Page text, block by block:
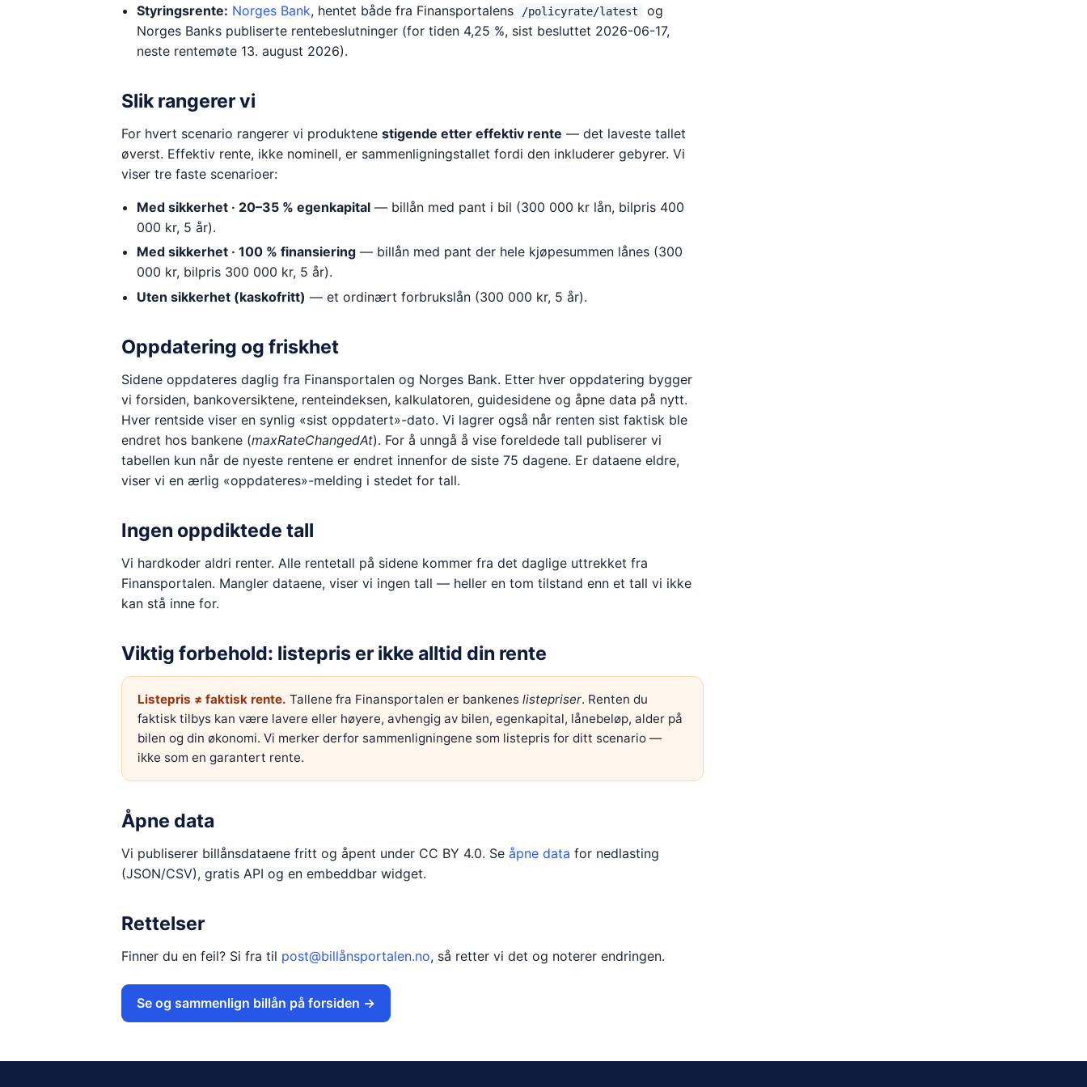
Styringsrente: Norges Bank, hentet både fra Finansportalens /policyrate/latest
og
Norges Banks publiserte rentebeslutninger (for tiden 4,25 %, sist besluttet 2026-06-17,
neste rentemøte 13. august 2026).
Slik rangerer vi
For hvert scenario rangerer vi produktene stigende etter effektiv rente — det laveste tallet
øverst. Effektiv rente, ikke nominell, er sammenligningstallet fordi den inkluderer gebyrer. Vi
viser tre faste scenarioer:
Med sikkerhet · 20–35 % egenkapital— billån med pant i bil (300 000 kr lån, bilpris 400
000 kr, 5 år).
Med sikkerhet · 100 % finansiering— billån med pant der hele kjøpesummen lånes (300
000 kr, bilpris 300 000 kr, 5 år).
Uten sikkerhet (kaskofritt) — et ordinært forbrukslån (300 000 kr, 5 år).
Oppdatering og friskhet
Sidene oppdateres daglig fra Finansportalen og Norges Bank. Etter hver oppdatering bygger
vi forsiden, bankoversiktene, renteindeksen, kalkulatoren, guidesidene og åpne data på nytt.
Hver rentside viser en synlig «sist oppdatert»-dato. Vi lagrer også når renten sist faktisk ble
endret hos bankene (maxRateChangedAt). For å unngå å vise foreldede tall publiserer vi
tabellen kun når de nyeste rentene er endret innenfor de siste 75 dagene. Er dataene eldre,
viser vi en ærlig «oppdateres»-melding i stedet for tall.
Ingen oppdiktede tall
Vi hardkoder aldri renter. Alle rentetall på sidene kommer fra det daglige uttrekket fra
Finansportalen. Mangler dataene, viser vi ingen tall — heller en tom tilstand enn et tall vi ikke
kan stå inne for.
Viktig forbehold: listepris er ikke alltid din rente
Listepris ≠ faktisk rente. Tallene fra Finansportalen er bankenes listepriser. Renten du
faktisk tilbys kan være lavere eller høyere, avhengig av bilen, egenkapital, lånebeløp, alder på
bilen og din økonomi. Vi merker derfor sammenligningene som listepris for ditt scenario —
ikke som en garantert rente.
Åpne data
Vi publiserer billånsdataene fritt og åpent under CC BY 4.0. Se åpne data for nedlasting
(JSON/CSV), gratis API og en embeddbar widget.
Rettelser
Finner du en feil? Si fra til post@billånsportalen.no, så retter vi det og noterer endringen.
Se og sammenlign billån på forsiden →